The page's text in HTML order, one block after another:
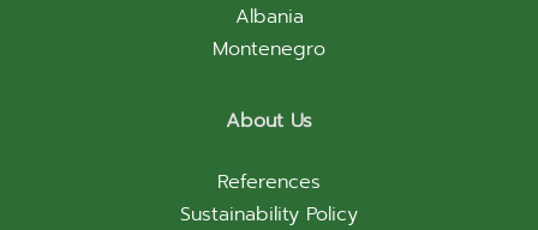
Albania
Montenegro
About Us
References
Sustainability Policy